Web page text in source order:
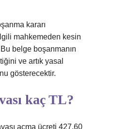
kararı
mahkemeden kesin
belge boşanmanın
ve artık yasal
gösterecektir.
kaç TL?
açma ücreti 427.60